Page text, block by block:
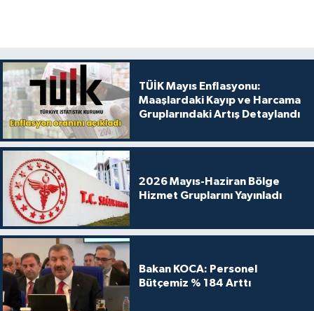
TÜİK Mayıs Enflasyonu:
Maaşlardaki Kayıp ve Harcama
Gruplarındaki Artış Detaylandı
2026 Mayıs-Haziran Bölge
Hizmet Gruplarını Yayınladı
Bakan KOCA: Personel
Bütçemiz % 184 Arttı